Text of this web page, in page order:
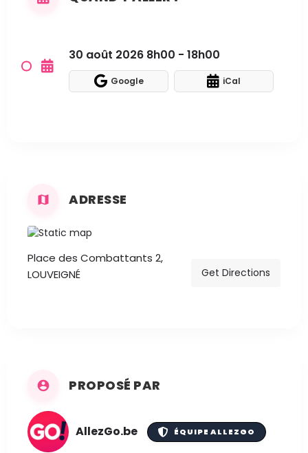
30 août 2026 8h00 - 18h00
Google iCal
ADRESSE
Place des Combattants 2,
LOUVEIGNÉ
Get Directions
PROPOSÉ PAR
AllezGo.be ÉQUIPE ALLEZGO